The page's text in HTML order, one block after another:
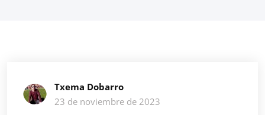
Txema Dobarro
23 de noviembre de 2023